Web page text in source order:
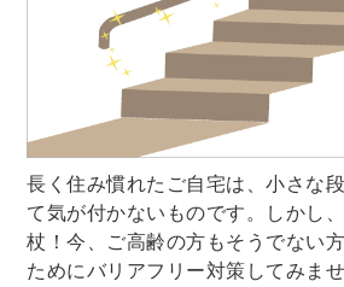
長く住み慣れたご自宅は、小さな
て気が付かないものです。しかし
杖！今、ご高齢の方もそうでない
ためにバリアフリー対策してみま